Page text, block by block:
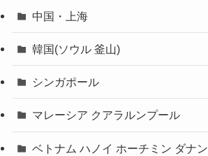
中国・上海
韓国(ソウル 釜山)
シンガポール
マレーシア クアラルンプール
ベトナム ハノイ ホーチミン ダナン